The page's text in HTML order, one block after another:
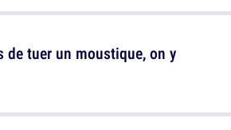
de tuer un moustique, on y